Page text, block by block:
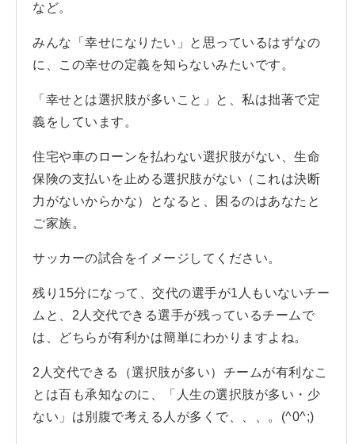
など。
みんな「幸せになりたい」と思っているはずなの
に、この幸せの定義を知らないみたいです。
「幸せとは選択肢が多いこと」と、私は拙著で定
義をしています。
住宅や車のローンを払わない選択肢がない、生命
保険の支払いを止める選択肢がない（これは決断
力がないからかな）となると、困るのはあなたと
ご家族。
サッカーの試合をイメージしてください。
残り15分になって、交代の選手が1人もいないチー
ムと、2人交代できる選手が残っているチームで
は、どちらが有利かは簡単にわかりますよね。
2人交代できる（選択肢が多い）チームが有利なこ
とは百も承知なのに、「人生の選択肢が多い・少
ない」は別腹で考える人が多くで、、、。(^0^;)